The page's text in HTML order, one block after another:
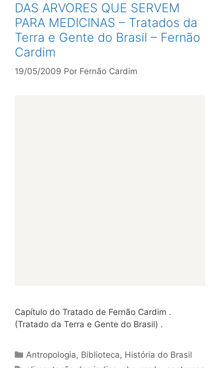
DAS ARVORES QUE SERVEM
PARA MEDICINAS – Tratados da
Terra e Gente do Brasil – Fernão
Cardim
19/05/2009 Por Fernão Cardim
Capítulo do Tratado de Fernão Cardim .
(Tratado da Terra e Gente do Brasil) .
Categorias
Antropologia, Biblioteca, História do Brasil